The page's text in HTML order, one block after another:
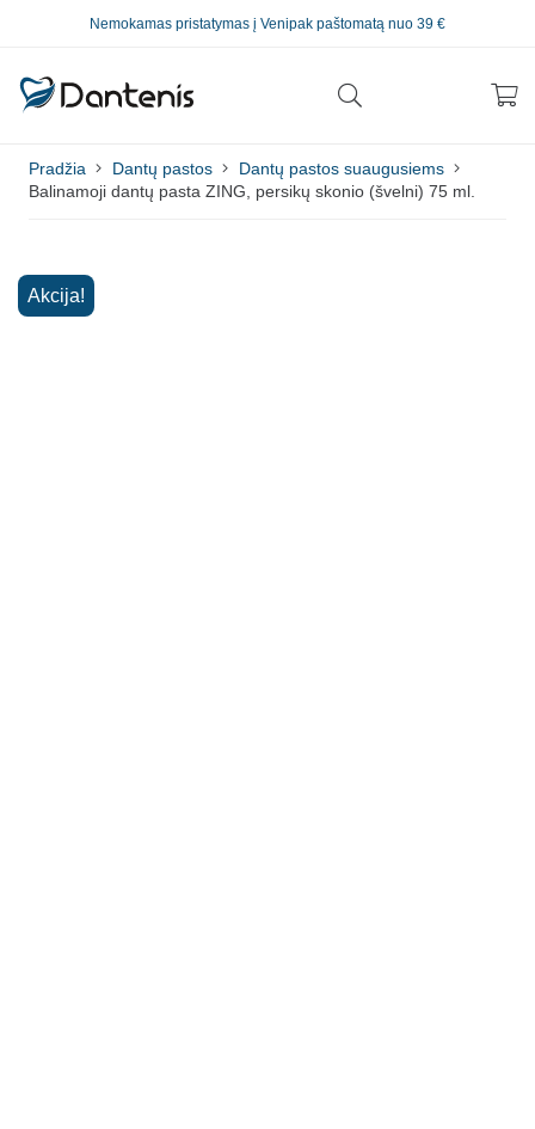
Nemokamas pristatymas į Venipak paštomatą nuo 39 €
Pradžia Dantų pastos
Dantų pastos suaugusiems
Balinamoji dantų pasta ZING, persikų skonio (švelni) 75 ml.
Akcija!